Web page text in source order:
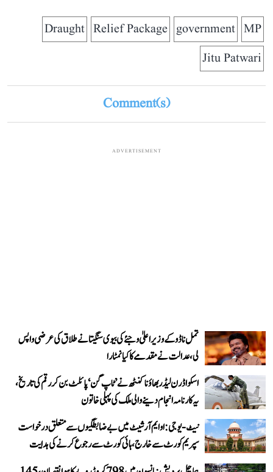
MP
government
Relief Package
Draught
Jitu Patwari
Comment(s)
ADVERTISEMENT
تمل ناڈو کے وزیر اعلیٰ وجئے کی بیوی سنگیتا نے طلاق کی عرضی واپس
لی، عدالت نے مقدمے کا کیا نمٹارا
اسکواڈرن لیڈر بھاؤنا کنٹھ نے ’ٹاپ گن‘ پائلٹ بن کر رقم کی تاریخ،
یہ کارنامہ انجام دینے والی ملک کی پہلی خاتون
نیٹ-یو جی: او ایم آر شیٹ میں بے ضابطگیوں سے متعلق درخواست
سپریم کورٹ سے خارج، ہائی کورٹ سے رجوع کرنے کی ہدایت